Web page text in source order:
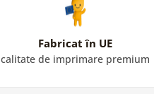
Fabricat în UE
calitate de imprimare premium